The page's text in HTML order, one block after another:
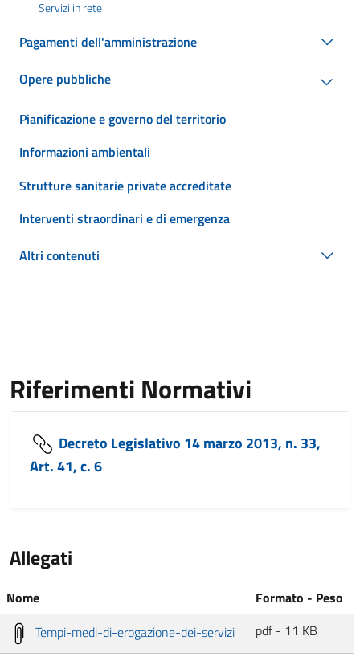
Servizi in rete
Pagamenti dell'amministrazione
Opere pubbliche
Pianificazione e governo del territorio
Informazioni ambientali
Strutture sanitarie private accreditate
Interventi straordinari e di emergenza
Altri contenuti
Riferimenti Normativi
Decreto Legislativo 14 marzo 2013, n. 33,
Art. 41, c. 6
Allegati
Nome
Formato - Peso
Tempi-medi-di-erogazione-dei-servizi
pdf - 11 KB